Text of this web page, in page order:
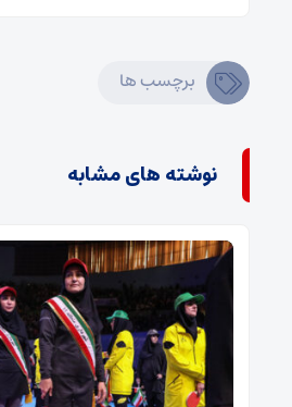
برچسب ها
نوشته های مشابه